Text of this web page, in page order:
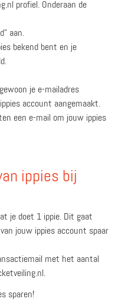
profiel. Onderaan de
aan.
bekend bent en je
je e-mailadres
account aangemaakt.
een e-mail om jouw ippies
ippies bij
je doet 1 ippie. Dit gaat
jouw ippies account spaar
met het aantal
sparen!